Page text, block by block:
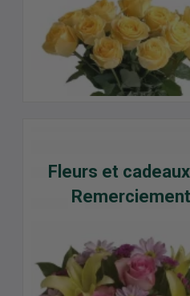
Fleurs et
Remerciement